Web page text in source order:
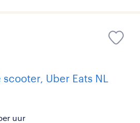
Uber Eats NL
uur